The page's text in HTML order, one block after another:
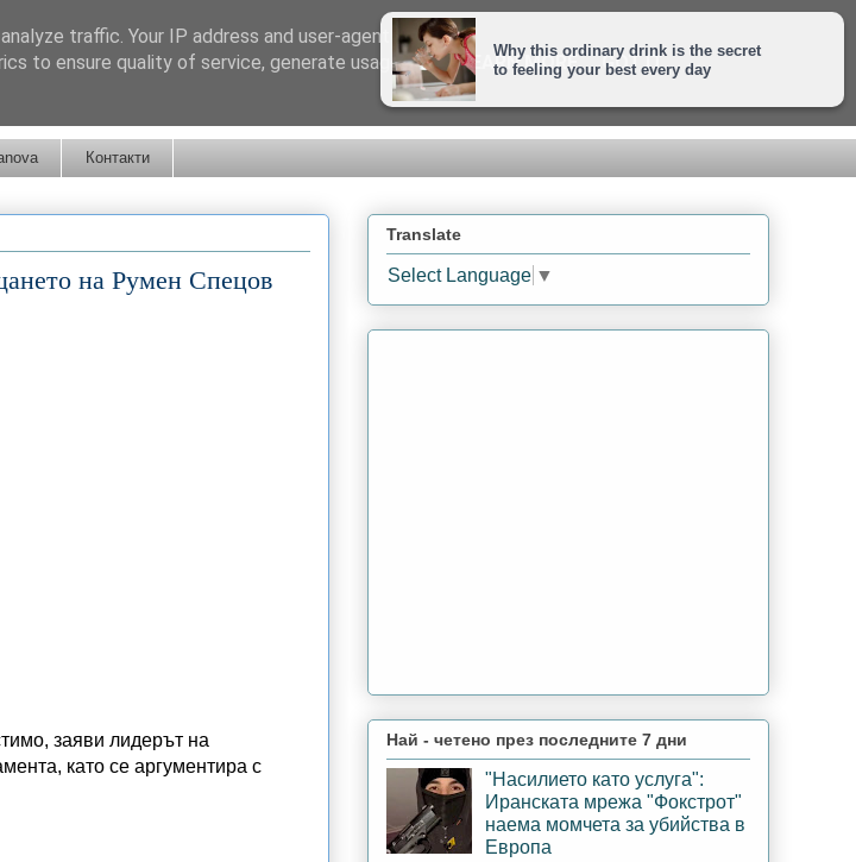
Контакти
на Румен Спецов
заяви лидерът на
като се аргументира с
Translate
Select Language ▼
Най - четено през последните 7 дни
"Насилието като услуга":
Иранската мрежа "Фокстрот"
наема момчета за убийства в
Европа
traffic. Your IP address and user-agent
to ensure quality of service, generate usage
LEARN MORE GOT IT